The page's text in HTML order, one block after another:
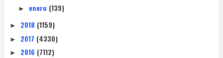
► enero (139)
► 2018 (1159)
► 2017 (4330)
► 2016 (7112)